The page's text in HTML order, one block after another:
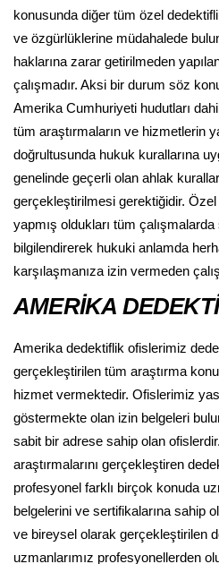
konusunda diğer tüm özel
ve özgürlüklerine müdahalede
haklarına zarar getirilmeden
çalışmadır. Aksi bir durum söz
Amerika Cumhuriyeti hudutları
tüm araştırmaların ve hizmetlerin
doğrultusunda hukuk kurallarına
genelinde geçerli olan ahlak
gerçekleştirilmesi gerektiğidir.
yapmış oldukları tüm
bilgilendirerek hukuki anlamda
karşılaşmanıza izin vermeden
AMERİKA
Amerika dedektiflik ofislerimiz
gerçekleştirilen tüm araştırma
hizmet vermektedir. Ofislerimiz
göstermekte olan izin belgeleri
sabit bir adrese sahip olan
araştırmalarını gerçekleştiren
profesyonel farklı birçok konuda
belgelerini ve sertifikalarına sahip
ve bireysel olarak gerçekleştirilen
uzmanlarımız profesyonellerden